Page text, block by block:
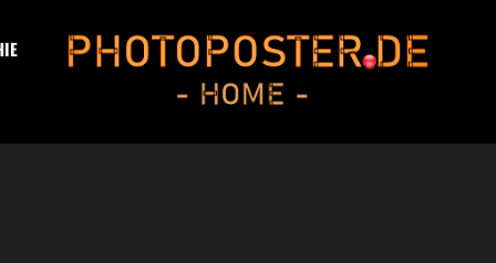
PHOTOPOSTER®.DE
Info-Kanal Und Fotoblog -> HOME